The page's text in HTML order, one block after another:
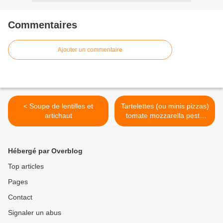
Commentaires
Ajouter un commentaire
< Soupe de lentilles et
artichaut
Tartelettes (ou minis pizzas)
tomate mozzarella pesto
parmesan pignon >
Hébergé par Overblog
Top articles
Pages
Contact
Signaler un abus